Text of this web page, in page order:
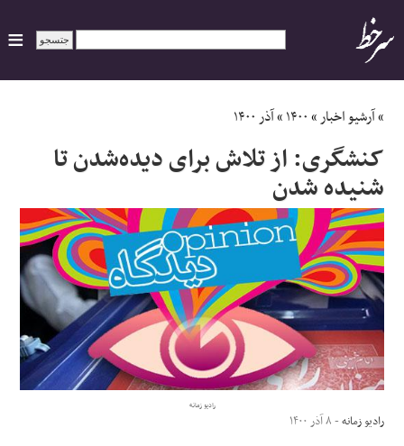
ایران
سیاسی
اقتصاد
ورزشی
جهان
اجتماعی
حوادث
»آرشیو اخبار»۱۴۰۰»آذر ۱۴۰۰
کنشگری‌:‌ از تلاش برای دیده‌شدن تا
شنیده شدن
رادیو زمانه
رادیو زمانه- ۸ آذر ۱۴۰۰